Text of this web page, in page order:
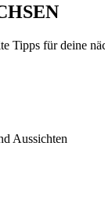
Tipps für deine
Aussichten